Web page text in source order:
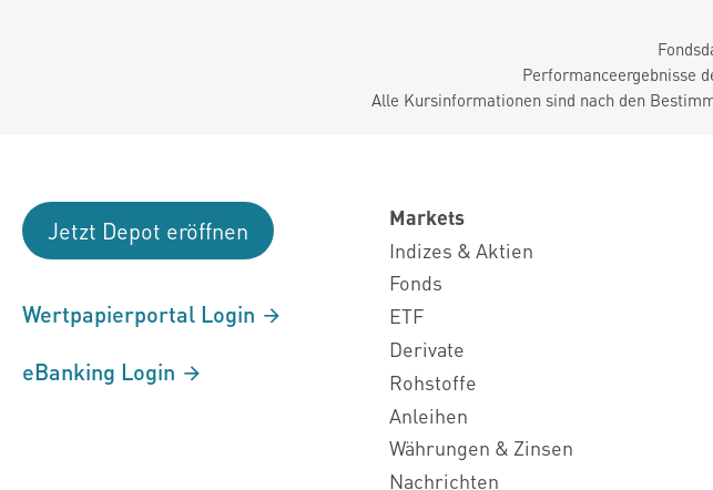
Performanceergebnisse
Alle Kursinformationen sind nach den
Jetzt Depot eröffnen
Wertpapierportal Login
eBanking Login
Markets
Indizes & Aktien
Fonds
ETF
Derivate
Rohstoffe
Anleihen
Währungen & Zinsen
Nachrichten